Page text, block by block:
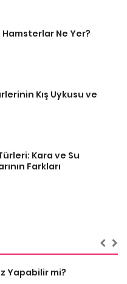
Ne Yer?
Kış Uykusu ve
Kara ve Su
Farkları
Yapabilir mi?